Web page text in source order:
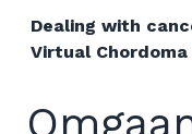
Dealing with
Virtual